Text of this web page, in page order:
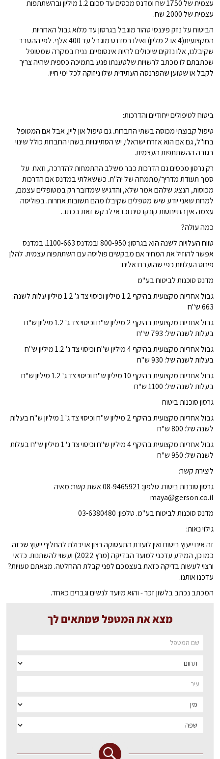
עצמית של 1750 שח ומדנס מכסים עד סכום 1.2 מיליון ובהשתתפות
עצמית של 2000 שח.
הביטוח על נזק פיננסי טהור מוגבל בגרסון עד מלוא גבול האחריות
המקצועית(4 או 2 מליון) ואילו במדנס מוגבל עד 400 אלף. לפי ההסבר
שקיבלנו, אלו נזקים שיכולים להיות אינסופיים. נניח במקרה שמטופל
שכתבתם לו מכתב לרשויות שלטענתו פגע בתמיכה כספית שהיה צריך
לקבל או שטוען שהפרנסה העתידית שלו ניזוקה לכל ימי חייו.
ביטוח לטיפולים ייחודיים והדרכות:
טיפול קבוצתי מכוסה בשתי החברות. גם טיפול און ליין, אבל אם המטופל
בחו''ל, גם אם הוא אזרח ישראלי, יש הסתייגויות בשתי החברות כולל שינוי
בגובה ההשתתפות העצמית.
רק גרסון מכסים גם הדרכות כבר משלב ההתמחות להדרכה, וזאת על
סמך תעודת מדריך/מתמחה של יה''ת. כששאלתי במדנס אם הדרכות
מכוסות, הנציג שלהם אמר שלא, והדגיש שמדובר רק במטופלים עצמם,
למרות שאני יודע שיש מטפלים שקיבלו מהם תשובות אחרות. בפוליסה
עצמה אין התייחסות קונקרטית וכדאי לבקש זאת בכתב.
כמה עולה?
טווח העלויות לשנה הוא בגרסון: 800-950 ובמדנס 1100-663. במדנס
אפשר להוזיל את המחיר אם מבקשים פוליסה עם השתתפות עצמית. להלן
פירוט העלויות כפי שהועברו אלינו:
מדנס סוכנות לביטוח בע"מ
גבול אחריות מקצועית בהיקף 1.2 מיליון וכיסוי צד ג' 1.2 מיליון עלות לשנה:
663 ש"ח
גבול אחריות מקצועית בהיקף 2 מיליון ש"ח וכיסוי צד ג' 1.2 מיליון ש"ח
בעלות לשנה של: 793 ש"ח
גבול אחריות מקצועית בהיקף 4 מיליון ש"ח וכיסוי צד ג' 1.2 מיליון ש"ח
בעלות לשנה של: 930 ש"ח
גבול אחריות מקצועית בהיקף 10 מיליון ש"ח וכיסוי צד ג' 1.2 מיליון ש"ח
בעלות לשנה של: 1100 ש"ח
גרסון סוכנות ביטוח
גבול אחריות מקצועית בהיקף 2 מיליון ש"ח וכיסוי צד ג' 1 מיליון ש"ח בעלות
לשנה של: 800 ש"ח
גבול אחריות מקצועית בהיקף 4 מיליון ש"ח וכיסוי צד ג' 1 מיליון ש"ח בעלות
לשנה של: 950 ש"ח
ליצירת קשר:
גרסון סוכנות ביטוח. טלפון: 08-9465921 אשת קשר: מאיה
maya@gerson.co.il
מדנס סוכנות לביטוח בע"מ. טלפון: 03-6380480
גילוי נאות:
זה אינו ייעוץ ביטוח ואין לועדת התעסוקה רצון או יכולת להחליף ייעוץ שכזה.
כמו כן, המידע עדכני למועד הבדיקה (מרץ 2022) ועשוי להשתנות. כדאי
ורצוי לעשות בדיקה כזאת בעצמכם לפני קבלת ההחלטה. מצאתם טעויות?
עדכנו אותנו.
המכתב נכתב בלשון זכר - והוא מיועד לנשים וגברים כאחד.
מצא את המטפל שמתאים לך